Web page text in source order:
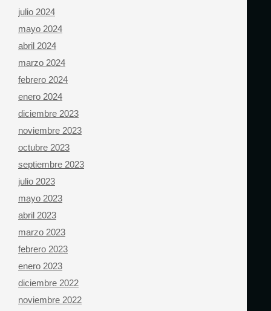
julio 2024
mayo 2024
abril 2024
marzo 2024
febrero 2024
enero 2024
diciembre 2023
noviembre 2023
octubre 2023
septiembre 2023
julio 2023
mayo 2023
abril 2023
marzo 2023
febrero 2023
enero 2023
diciembre 2022
noviembre 2022